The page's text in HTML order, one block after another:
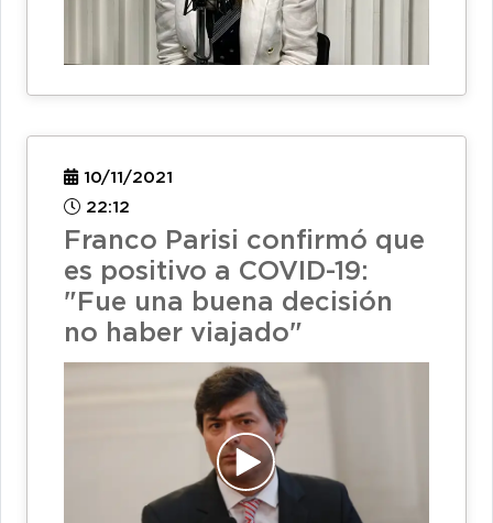
10/11/2021
22:12
Franco Parisi confirmó que
es positivo a COVID-19:
"Fue una buena decisión
no haber viajado"